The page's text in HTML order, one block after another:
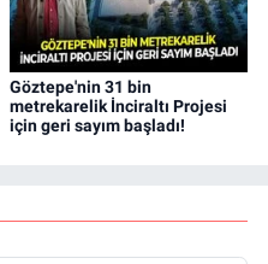
Göztepe'nin 31 bin
metrekarelik İnciraltı Projesi
için geri sayım başladı!